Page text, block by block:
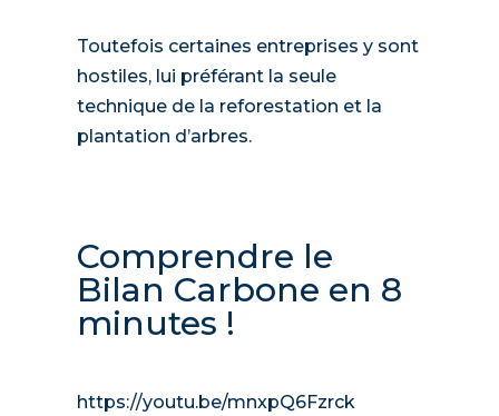
Toutefois certaines entreprises y sont
hostiles, lui préférant la seule
technique de la reforestation et la
plantation d’arbres.
Comprendre le
Bilan Carbone en 8
minutes !
https://youtu.be/mnxpQ6Fzrck